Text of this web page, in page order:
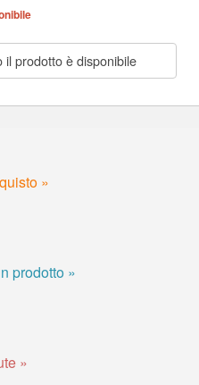
prodotto è disponibile
»
prodotto »
»